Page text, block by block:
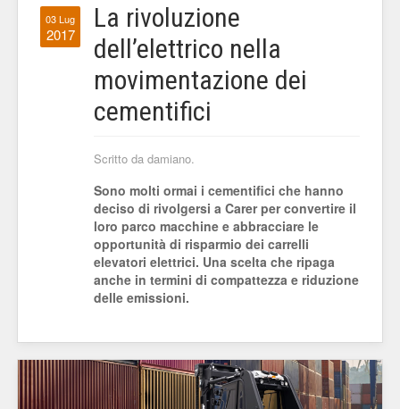
03 Lug
2017
La rivoluzione
dell’elettrico nella
movimentazione dei
cementifici
Scritto da damiano.
Sono molti ormai i cementifici che hanno
deciso di rivolgersi a Carer per convertire il
loro parco macchine e abbracciare le
opportunità di risparmio dei carrelli
elevatori elettrici. Una scelta che ripaga
anche in termini di compattezza e riduzione
delle emissioni.